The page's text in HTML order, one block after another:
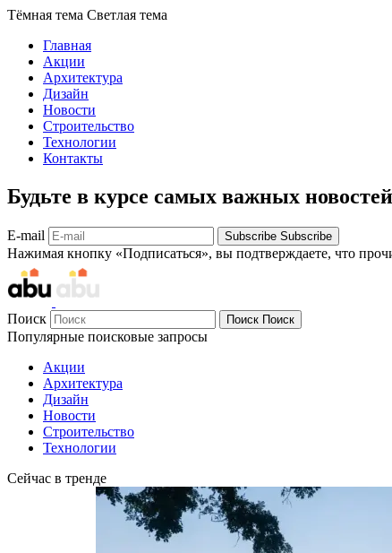
Тёмная тема Светлая тема
Главная
Акции
Архитектура
Дизайн
Новости
Строительство
Технологии
Контакты
Будьте в курсе самых важных новостей
E-mail Subscribe Subscribe
Нажимая кнопку «Подписаться», вы подтверждаете, что
Поиск Поиск Поиск
Популярные поисковые запросы
Акции
Архитектура
Дизайн
Новости
Строительство
Технологии
Сейчас в тренде